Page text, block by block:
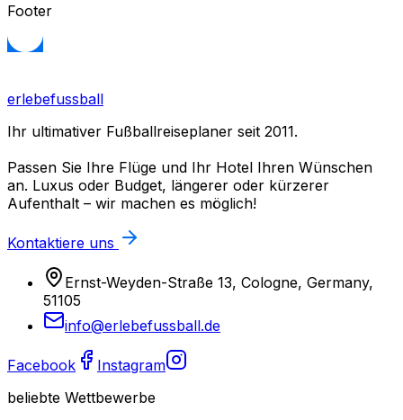
Footer
erlebefussball
Ihr ultimativer Fußballreiseplaner seit 2011.
Passen Sie Ihre Flüge und Ihr Hotel Ihren Wünschen
an. Luxus oder Budget, längerer oder kürzerer
Aufenthalt – wir machen es möglich!
Kontaktiere uns
Ernst-Weyden-Straße 13, Cologne, Germany,
51105
info@erlebefussball.de
Facebook
Instagram
beliebte Wettbewerbe